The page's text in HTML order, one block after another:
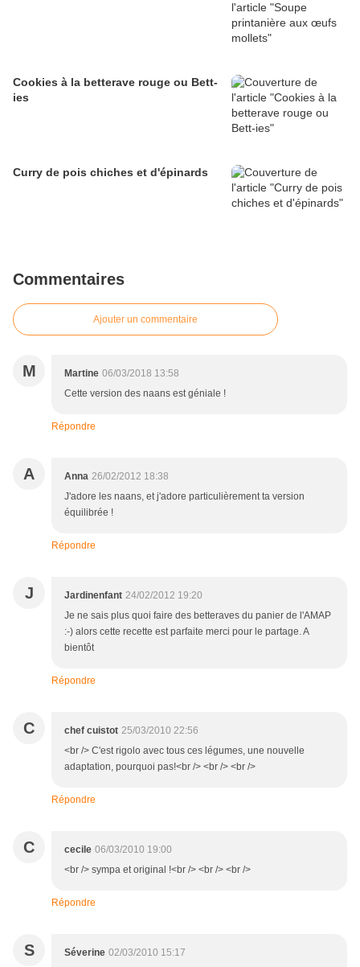
Cookies à la betterave rouge ou Bett-
ies
Curry de pois chiches et d'épinards
Commentaires
Ajouter un commentaire
M Martine 06/03/2018 13:58
Cette version des naans est géniale !
Répondre
A Anna 26/02/2012 18:38
J'adore les naans, et j'adore particulièrement ta version
équilibrée !
Répondre
J Jardinenfant 24/02/2012 19:20
Je ne sais plus quoi faire des betteraves du panier de l'AMAP
:-) alors cette recette est parfaite merci pour le partage. A
bientôt
Répondre
C chef cuistot 25/03/2010 22:56
<br /> C'est rigolo avec tous ces légumes, une nouvelle
adaptation, pourquoi pas!<br /> <br /> <br />
Répondre
C cecile 06/03/2010 19:00
<br /> sympa et original !<br /> <br /> <br />
Répondre
S Séverine 02/03/2010 15:17